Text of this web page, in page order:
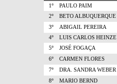
1º PAULO PAIM
2º
BETO ALBUQUERQUE
3º
ABIGAIL PEREIRA
4º
LUIS CARLOS HEINZE
5º
JOSÉ FOGAÇA
6º
CARMEN FLORES
7º
DRA. SANDRA WEBER
8º
MARIO BERND